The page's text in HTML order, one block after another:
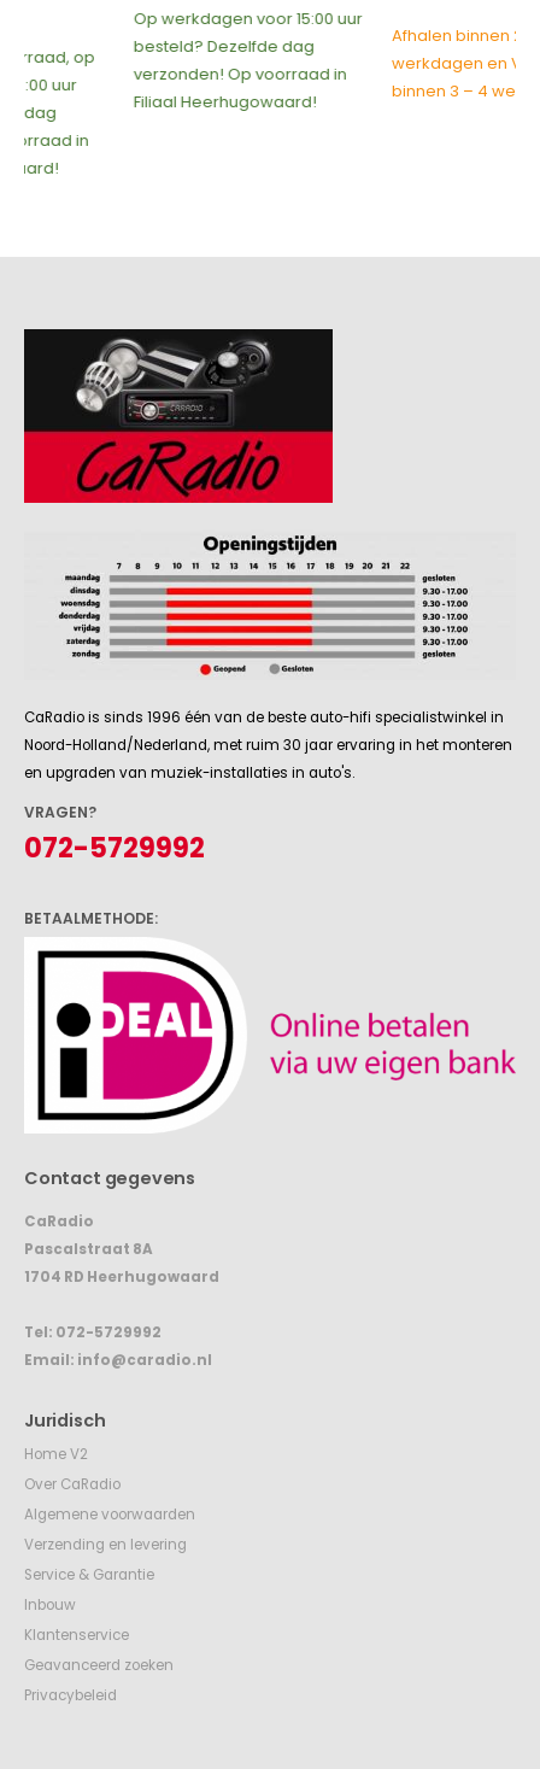
Op werkdagen voor 15:00 uur
besteld? Dezelfde dag
verzonden! Op voorraad in
Filiaal Heerhugowaard!
Afhalen binnen 2 – 3
werkdagen en Verzending
binnen 3 – 4 werkdagen
CaRadio is sinds 1996 één van de beste auto-hifi specialistwinkel in
en upgraden van muziek-installaties in auto's.
VRAGEN?
072-5729992
BETAALMETHODE:
Contact gegevens
Pascalstraat 8A
1704 RD Heerhugowaard
Tel:072-5729992
Juridisch
Over CaRadio
Algemene voorwaarden
Verzending en levering
Service & Garantie
Inbouw
Klantenservice
Geavanceerd zoeken
Privacybeleid